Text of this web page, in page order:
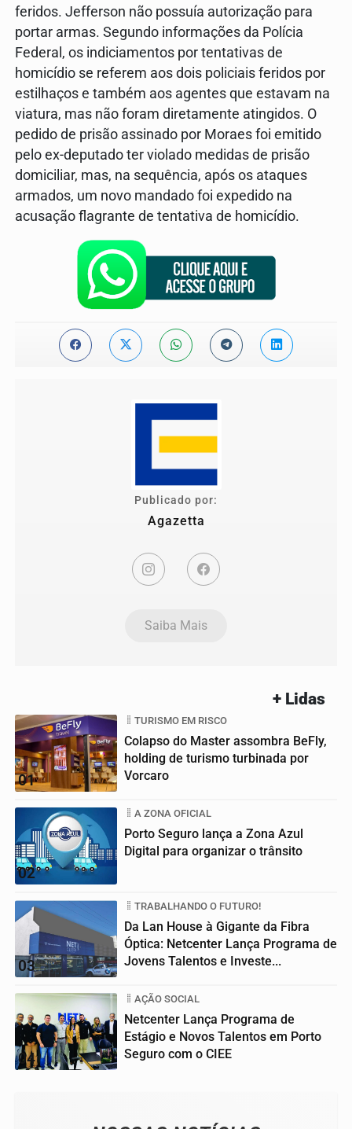
feridos. Jefferson não possuía autorização para
portar armas. Segundo informações da Polícia
Federal, os indiciamentos por tentativas de
homicídio se referem aos dois policiais feridos por
estilhaços e também aos agentes que estavam na
viatura, mas não foram diretamente atingidos. O
pedido de prisão assinado por Moraes foi emitido
pelo ex-deputado ter violado medidas de prisão
domiciliar, mas, na sequência, após os ataques
armados, um novo mandado foi expedido na
acusação flagrante de tentativa de homicídio.
Publicado por:
Agazetta
Saiba Mais
+ Lidas
01
TURISMO EM RISCO
Colapso do Master assombra BeFly,
holding de turismo turbinada por
Vorcaro
02
A ZONA OFICIAL
Porto Seguro lança a Zona Azul
Digital para organizar o trânsito
03
TRABALHANDO O FUTURO!
Da Lan House à Gigante da Fibra
Óptica: Netcenter Lança Programa de
Jovens Talentos e Investe...
04
AÇÃO SOCIAL
Netcenter Lança Programa de
Estágio e Novos Talentos em Porto
Seguro com o CIEE